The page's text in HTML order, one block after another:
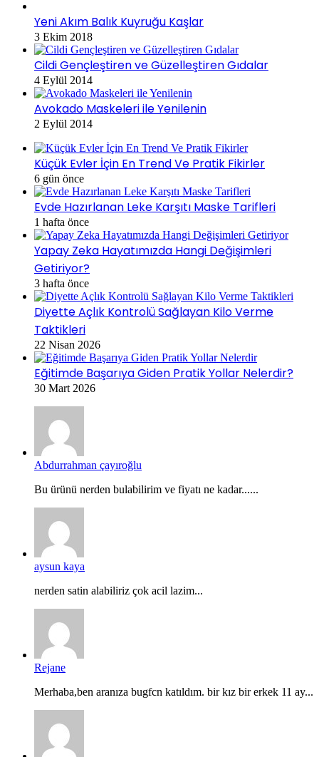
Yeni Akım Balık Kuyruğu Kaşlar
3 Ekim 2018
Cildi Gençleştiren ve Güzelleştiren Gıdalar
4 Eylül 2014
Avokado Maskeleri ile Yenilenin
2 Eylül 2014
Küçük Evler İçin En Trend Ve Pratik Fikirler
6 gün önce
Evde Hazırlanan Leke Karşıtı Maske Tarifleri
1 hafta önce
Yapay Zeka Hayatımızda Hangi Değişimleri
Getiriyor?
3 hafta önce
Diyette Açlık Kontrolü Sağlayan Kilo Verme
Taktikleri
22 Nisan 2026
Eğitimde Başarıya Giden Pratik Yollar Nelerdir?
30 Mart 2026
Abdurrahman çayıroğlu
Bu ürünü nerden bulabilirim ve fiyatı ne kadar......
aysun kaya
nerden satin alabiliriz çok acil lazim...
Rejane
Merhaba,ben aranıza bugfcn katıldım. bir kız bir erkek 11 ay...